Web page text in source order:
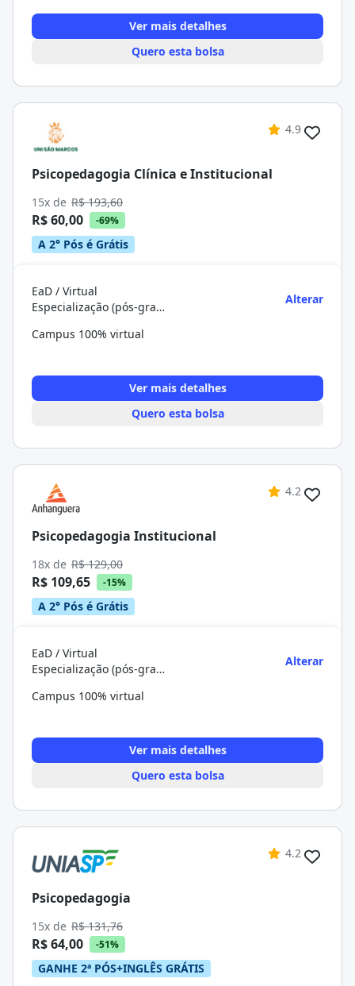
Ver mais detalhes
Quero esta bolsa
4.9
Psicopedagogia Clínica e Institucional
15x de R$ 193,60
R$ 60,00 -69%
A 2° Pós é Grátis
EaD / Virtual
Especialização (pós-graduação)
Alterar
Campus 100% virtual
Ver mais detalhes
Quero esta bolsa
4.2
Psicopedagogia Institucional
18x de R$ 129,00
R$ 109,65 -15%
A 2° Pós é Grátis
EaD / Virtual
Especialização (pós-graduação)
Alterar
Campus 100% virtual
Ver mais detalhes
Quero esta bolsa
4.2
Psicopedagogia
15x de R$ 131,76
R$ 64,00 -51%
GANHE 2ª PÓS+INGLÊS GRÁTIS